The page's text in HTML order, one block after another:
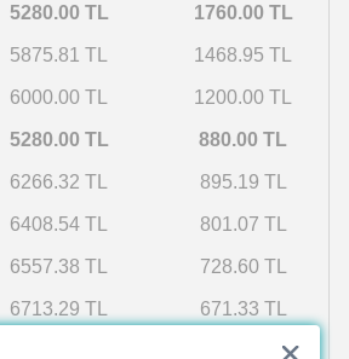
5280.00 TL 1760.00 TL
5875.81 TL 1468.95 TL
6000.00 TL 1200.00 TL
5280.00 TL 880.00 TL
6266.32 TL 895.19 TL
6408.54 TL 801.07 TL
6557.38 TL 728.60 TL
6713.29 TL 671.33 TL
625.16 TL